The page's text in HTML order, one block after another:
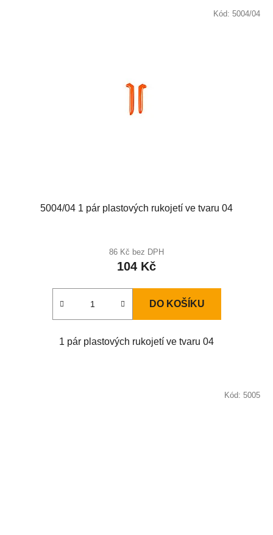
5004/04 1 pár plastových rukojetí ve tvaru 04
86 Kč bez DPH
104 Kč
DO KOŠÍKU
1 pár plastových rukojetí ve tvaru 04
Kód: 5004/04
Kód: 5005